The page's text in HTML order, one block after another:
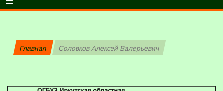
Главная Соловков Алексей Валерьевич